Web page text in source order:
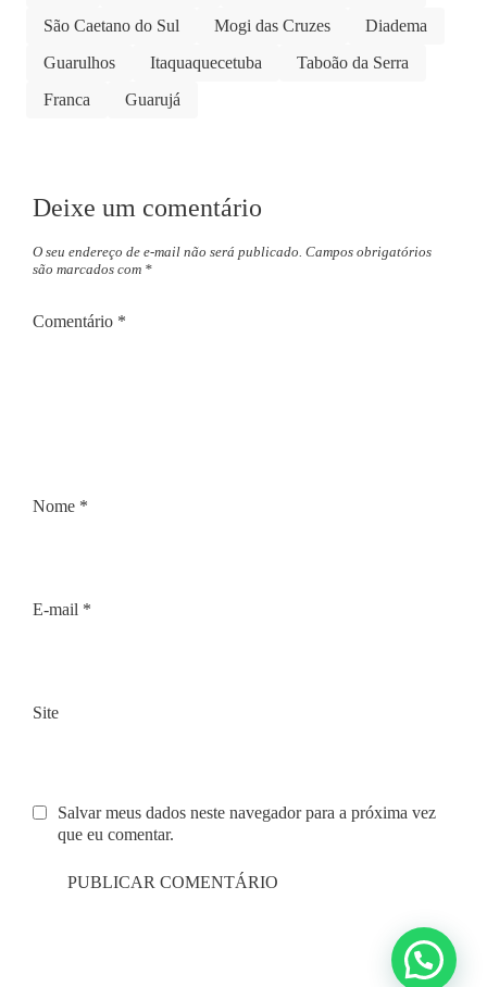
São Caetano do Sul
Mogi das Cruzes
Diadema
Guarulhos
Itaquaquecetuba
Taboão da Serra
Franca
Guarujá
Deixe um comentário
O seu endereço de e-mail não será publicado. Campos obrigatórios
são marcados com *
Comentário *
Nome *
E-mail *
Site
Salvar meus dados neste navegador para a próxima vez
que eu comentar.